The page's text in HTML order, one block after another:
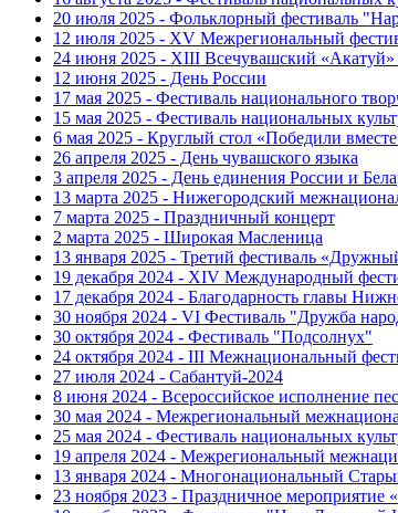
20 июля 2025 - Фольклорный фестиваль
12 июля 2025 - XV Межрегиональный
24 июня 2025 - XIII Всечувашский «Акатуй»
12 июня 2025 - День России
17 мая 2025 - Фестиваль национального
15 мая 2025 - Фестиваль национальных
6 мая 2025 - Круглый стол «Победили
26 апреля 2025 - День чувашского языка
3 апреля 2025 - День единения России и
13 марта 2025 - Нижегородский
7 марта 2025 - Праздничный концерт
2 марта 2025 - Широкая Масленица
13 января 2025 - Третий фестиваль
19 декабря 2024 - XIV Международный
17 декабря 2024 - Благодарность главы
30 ноября 2024 - VI Фестиваль "Дружба
30 октября 2024 - Фестиваль "Подсолнух"
24 октября 2024 - III Межнациональный
27 июля 2024 - Сабантуй-2024
8 июня 2024 - Всероссийское исполнение
30 мая 2024 - Межрегиональный
25 мая 2024 - Фестиваль национальных
19 апреля 2024 - Межрегиональный
13 января 2024 - Многонациональный
23 ноября 2023 - Праздничное мероприятие